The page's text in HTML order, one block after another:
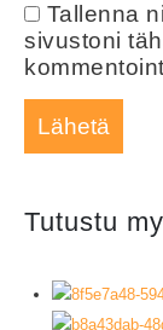
Tallenna
sivustoni
Tutustu